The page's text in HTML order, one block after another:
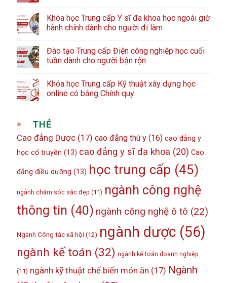
Khóa học Trung cấp Y sĩ đa khoa học ngoài giờ
hành chính dành cho người đi làm
Đào tạo Trung cấp Điện công nghiệp học cuối
tuần dành cho người bận rộn
Khóa học Trung cấp Kỹ thuật xây dựng học
online có bằng Chính quy
THẺ
Cao đẳng Dược(17) cao đẳng thú y(16) cao đẳng y
học cổ truyền (13) cao đẳng y sĩ đa khoa (20) Cao
đẳng điều dưỡng (13) học trung cấp (45)
ngành chăm sóc sắc đẹp (11) ngành công nghệ
thông tin (40) ngành công nghệ ô tô (22)
Ngành Công tác xã hội(12) ngành dược(56)
ngành kế toán (32) ngành kế toán doanh nghiệp
(11) ngành kỹ thuật chế biến món ăn (17) Ngành